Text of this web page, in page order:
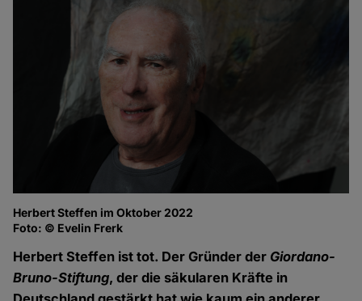
Herbert Steffen im Oktober 2022
Foto: © Evelin Frerk
Herbert Steffen ist tot. Der Gründer der Giordano-
Bruno-Stiftung, der die säkularen Kräfte in